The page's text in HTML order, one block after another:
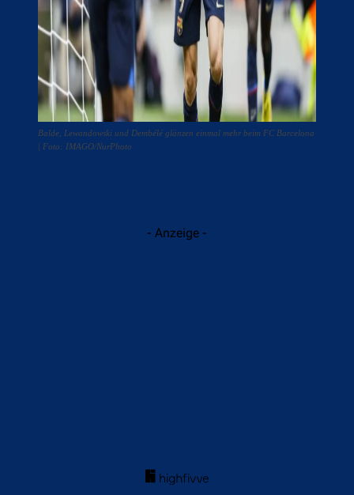
Balde, Lewandowski und Dembélé glänzen einmal mehr beim FC Barcelona
| Foto: IMAGO/NurPhoto
- Anzeige -